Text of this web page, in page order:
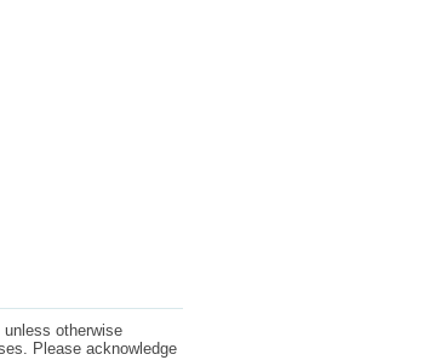
otherwise
Please acknowledge